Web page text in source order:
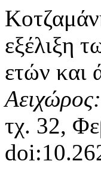
εξέλιξη
ετών και
τχ. 32,